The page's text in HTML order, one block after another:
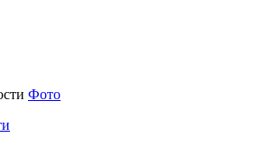
Фото